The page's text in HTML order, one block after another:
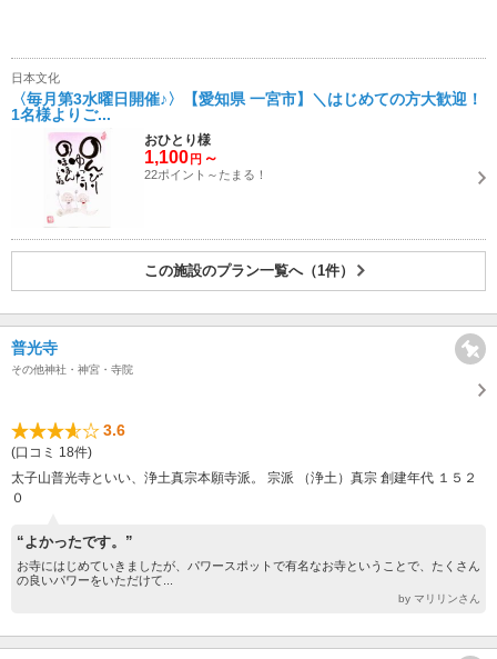
日本文化
〈毎月第3水曜日開催♪〉【愛知県 一宮市】＼はじめての方大歓迎！
1名様よりご...
おひとり様
1,100 円 ～
22ポイント～たまる！
この施設のプラン一覧へ（1件）
普光寺
その他神社・神宮・寺院
3.6
(口コミ 18件)
太子山普光寺といい、浄土真宗本願寺派。 宗派 （浄土）真宗 創建年代 １５２
０
“よかったです。”
お寺にはじめていきましたが、パワースポットで有名なお寺ということで、たくさん
の良いパワーをいただけて...
by マリリンさん